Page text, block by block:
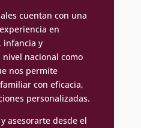
cuentan con una
en
infancia y
nacional como
nos permite
con eficacia,
personalizadas.
asesorarte desde el